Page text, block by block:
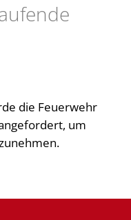
die Feuerwehr
um